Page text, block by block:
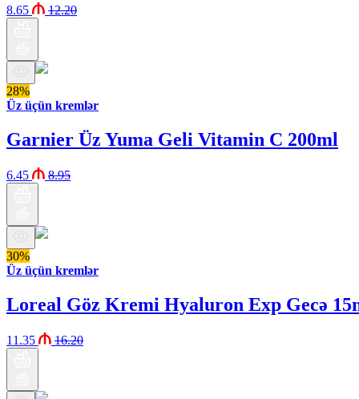
8.65 12.20
28%
Üz üçün kremlər
Garnier Üz Yuma Geli Vitamin C 200ml
6.45 8.95
30%
Üz üçün kremlər
Loreal Göz Kremi Hyaluron Exp Gecə
11.35 16.20